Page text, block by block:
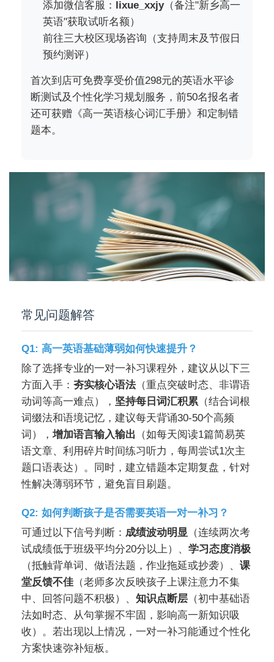
添加微信客服： lixue_xxjy（备注"新乡高一
英语"获取试听名额）
前往三大校区现场咨询（支持周末及节假日
预约测评）
首次到店可免费享受价值298元的英语水平诊
断测试及个性化学习规划服务，前50名报名者
还可获赠《高一英语核心词汇手册》和定制错
题本。
常见问题解答
Q1: 高一英语基础薄弱如何快速提升？
除了选择专业的一对一补习课程外，建议从以下三
方面入手： 夯实核心语法 （重点突破时态、非谓语
动词等高一难点）， 坚持每日词汇积累 （结合词根
词缀法和语境记忆，建议每天背诵30-50个高频
词）， 增加语言输入输出
（如每天阅读1篇简易英
语文章、利用碎片时间练习听力，每周尝试1次主
题口语表达）。同时，建立错题本定期复盘，针对
性解决薄弱环节，避免盲目刷题。
Q2: 如何判断孩子是否需要英语一对一补习？
可通过以下信号判断： 成绩波动明显 （连续两次考
试成绩低于班级平均分20分以上）、 学习态度消极
（抵触背单词、做语法题，作业拖延或抄袭）、 课
堂反馈不佳 （老师多次反映孩子上课注意力不集
中、回答问题不积极）、 知识点断层 （初中基础语
法如时态、从句掌握不牢固，影响高一新知识吸
收）。若出现以上情况，一对一补习能通过个性化
方案快速弥补短板。